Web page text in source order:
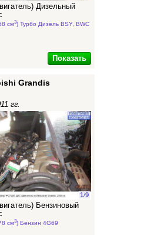
Дизельный
см3) Турбо Дизель BSY, BWC
Показать
Grandis
гг.
1/9
Бензиновый
см3) Бензин 4G69